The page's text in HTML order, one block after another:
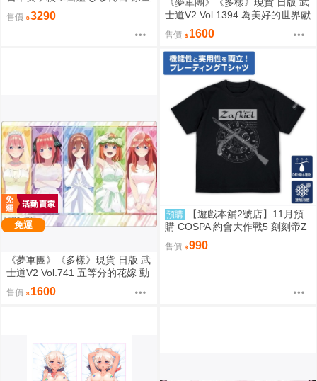
如月咲友里 日曬ver 抱枕套 0826
售價 3290
士道V2 Vol.1394 為美好的世界獻
上祝福！ 動漫桌墊 卡墊 達克妮
絲&阿克婭
售價 1600
免運
《夢軍團》《多樣》現貨 日版 武
士道V2 Vol.741 五等分的花嫁 動
漫桌墊 卡墊 全員婚紗ver.
售價 1600
預購
【遊戲本舖2號店】11月預
購 COSPA 約會大作戰5 刻刻帝Z
aphkiel 雙面編織涼感速乾T恤 08
22
售價 990